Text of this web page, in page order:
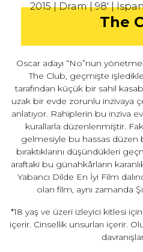
2015 | Dram | 98' |
The
Oscar adayı “No”nun
The Club, geçmişte
tarafından küçük bir sahil
uzak bir evde zorunlu inzivaya
anlatıyor. Rahiplerin bu inziva
kurallarla düzenlenmiştir.
gelmesiyle bu hassas
bıraktıklarını düşündükleri
araftaki bu günahkârların
Yabancı Dilde En İyi Film
olan film, aynı zamanda
*18 yaş ve üzeri izleyici kitlesi
içerir. Cinsellik unsurları içerir.